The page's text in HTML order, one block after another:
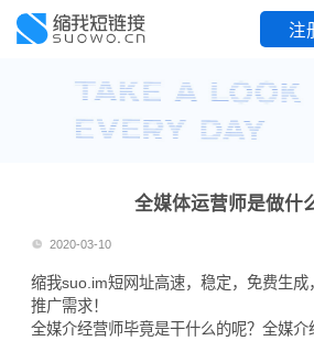
注
全媒体运营师是做什
2020-03-10
缩我suo.im短网址高速，稳定，免费生
推广需求！
全媒介经营师毕竟是干什么的呢？全媒介